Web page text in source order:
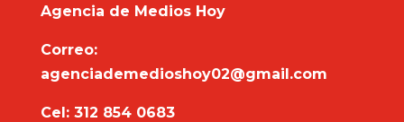
Agencia de Medios Hoy
Correo:
agenciademedioshoy02@gmail.com
Cel: 312 854 0683